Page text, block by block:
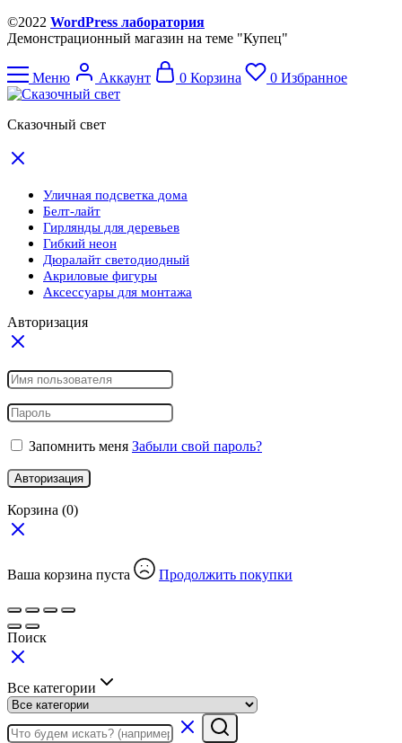
©2022 WordPress лаборатория
Демонстрационный магазин на теме "Купец"
Меню Аккаунт 0 Корзина 0 Избранное
Сказочный свет
Уличная подсветка дома
Белт-лайт
Гирлянды для деревьев
Гибкий неон
Дюралайт светодиодный
Акриловые фигуры
Аксессуары для монтажа
Авторизация
Запомнить меня Забыли свой пароль?
Авторизация
Корзина (0)
Ваша корзина пуста Продолжить покупки
Поиск
Все категории